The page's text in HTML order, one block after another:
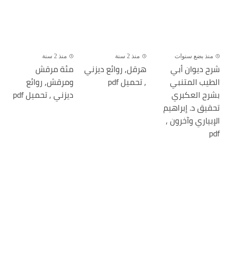
منذ بضع سنوات
شرح ديوان أبي
الطيب المتنبي
بشرح العكبري
تحقيق د. إبراهيم
الإبياري وآخرون ,
pdf
منذ 2 سنة
هرقل, روائع ديزني
, تحميل pdf
منذ 2 سنة
مئة مرقش
ومرقش, روائع
ديزني , تحميل pdf